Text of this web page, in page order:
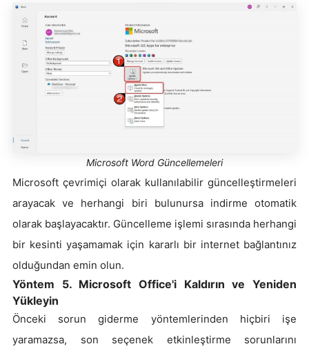
Microsoft Word Güncellemeleri
Microsoft çevrimiçi olarak kullanılabilir güncelleştirmeleri
arayacak ve herhangi biri bulunursa indirme otomatik
olarak başlayacaktır. Güncelleme işlemi sırasında herhangi
bir kesinti yaşamamak için kararlı bir internet bağlantınız
olduğundan emin olun.
Yöntem 5. Microsoft Office'i Kaldırın ve Yeniden
Yükleyin
Önceki sorun giderme yöntemlerinden hiçbiri işe
yaramazsa, son seçenek etkinleştirme sorunlarını